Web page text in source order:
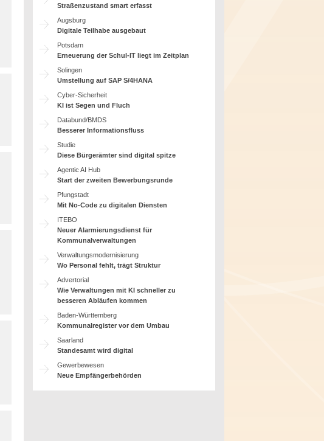
Straßenzustand smart erfasst
Augsburg
Digitale Teilhabe ausgebaut
Potsdam
Erneuerung der Schul-IT liegt im Zeitplan
Solingen
Umstellung auf SAP S/4HANA
Cyber-Sicherheit
KI ist Segen und Fluch
Databund/BMDS
Besserer Informationsfluss
Studie
Diese Bürgerämter sind digital spitze
Agentic AI Hub
Start der zweiten Bewerbungsrunde
Pfungstadt
Mit No-Code zu digitalen Diensten
ITEBO
Neuer Alarmierungsdienst für
Kommunalverwaltungen
Verwaltungsmodernisierung
Wo Personal fehlt, trägt Struktur
Advertorial
Wie Verwaltungen mit KI schneller zu
besseren Abläufen kommen
Baden-Württemberg
Kommunalregister vor dem Umbau
Saarland
Standesamt wird digital
Gewerbewesen
Neue Empfängerbehörden